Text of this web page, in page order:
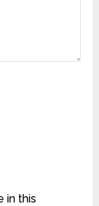
in this